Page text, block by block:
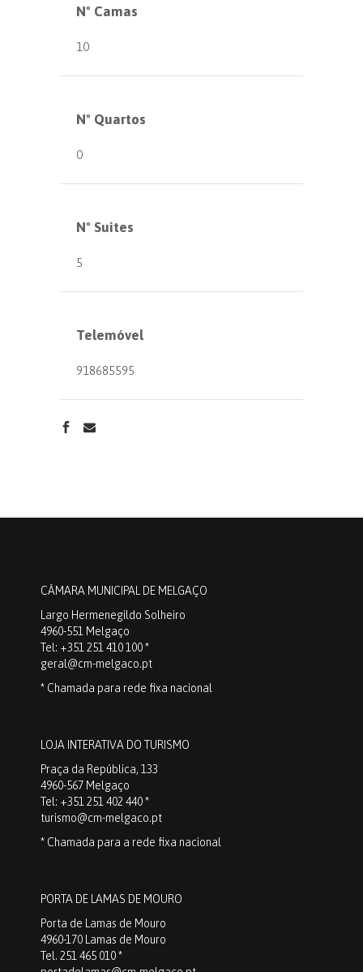
Nº Camas
10
Nº Quartos
0
Nº Suites
5
Telemóvel
918685595
CÂMARA MUNICIPAL DE MELGAÇO
Largo Hermenegildo Solheiro
4960-551 Melgaço
Tel: +351 251 410 100 *
geral@cm-melgaco.pt
* Chamada para rede fixa nacional
LOJA INTERATIVA DO TURISMO
Praça da República, 133
4960-567 Melgaço
Tel: +351 251 402 440 *
turismo@cm-melgaco.pt
* Chamada para a rede fixa nacional
PORTA DE LAMAS DE MOURO
Porta de Lamas de Mouro
4960-170 Lamas de Mouro
Tel. 251 465 010 *